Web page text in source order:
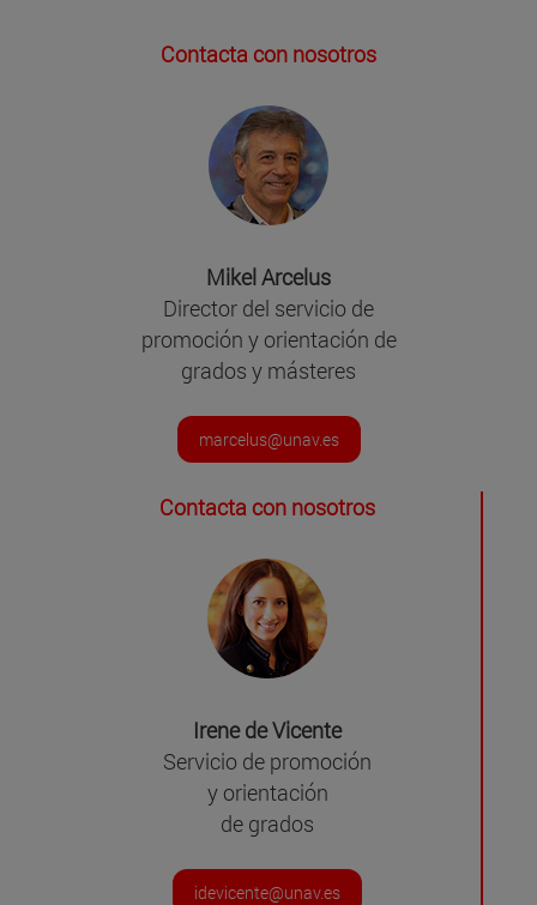
Contacta con nosotros
Mikel Arcelus
Director del servicio de
promoción y orientación de
grados y másteres
marcelus@unav.es
Contacta con nosotros
Irene de Vicente
Servicio de promoción
y orientación
de grados
idevicente@unav.es